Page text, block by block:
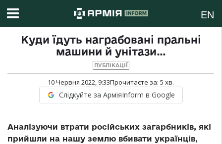
EN
Куди їдуть награбовані пральні
машини й унітази…
ПУБЛІКАЦІЇ
10 Червня 2022, 9:33Прочитаєте за: 5 хв.
Слідкуйте за АрміяInform в Google
Аналізуючи втрати російських загарбників, які
прийшли на нашу землю вбивати українців,